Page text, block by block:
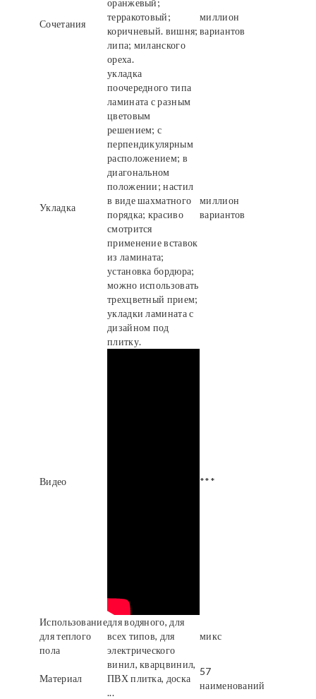
Сочетания
оранжевый;
терракотовый;
коричневый. вишня;
липа; миланского
ореха.
миллион
вариантов
Укладка
укладка
поочередного типа
ламината с разным
цветовым
решением; с
перпендикулярным
расположением; в
диагональном
положении; настил
в виде шахматного
порядка; красиво
смотрится
применение вставок
из ламината;
установка бордюра;
можно использовать
трехцветный прием;
укладки ламината с
дизайном под
плитку.
миллион
вариантов
Видео ***
Использование
для теплого
пола
для водяного, для
всех типов, для
электрического
микс
Материал
винил, кварцвинил,
ПВХ плитка, доска
...
57
наименований